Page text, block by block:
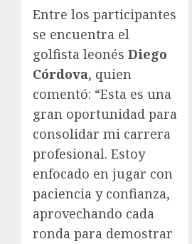
Entre los participantes
se encuentra el
golfista leonés Diego
Córdova, quien
comentó: “Esta es una
gran oportunidad para
consolidar mi carrera
profesional. Estoy
enfocado en jugar con
paciencia y confianza,
aprovechando cada
ronda para demostrar